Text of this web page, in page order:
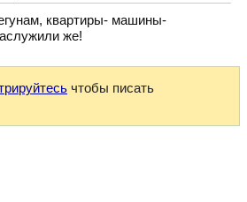
квартиры- машины-
же!
чтобы писать